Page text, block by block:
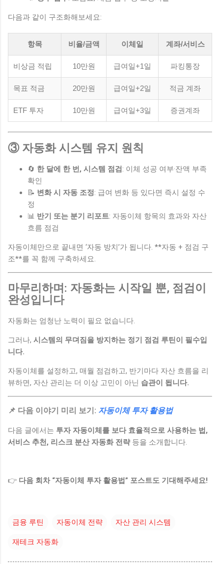
다음과 같이 구조화해보세요:
항목 비율/금액 이체일 계좌/서비스
비상금 적립 10만원 급여일+1일 파킹통장
목표 적금 20만원 급여일+2일 적금 계좌
ETF 투자 10만원 급여일+3일 증권계좌
③ 자동화 시스템 유지 원칙
🔄 한 달에 한 번, 시스템 점검 : 이체 성공 여부·잔액 부족
확인
📝 변화 시 자동 조정: 급여 변화 등 있다면 즉시 설정 수
정
📊 반기 또는 분기 리포트: 자동이체 항목의 효과와 자산
흐름 점검
자동이체만으로 끝내면 ‘자동 방치’가 됩니다. **자동 + 점검 구
조**를 꼭 함께 구축하세요.
마무리하며: 자동화는 시작일 뿐, 점검이
완성입니다
자동화는 엄청난 노력이 필요 없습니다.
그러나, 시스템의 무뎌짐을 방지하는 정기 점검 루틴이 필수입
니다.
자동이체를 설정하고, 매월 점검하고, 반기마다 자산 흐름을 리
뷰하면, 자산 관리는 더 이상 고민이 아닌 습관이 됩니다.
📌 다음 이야기 미리 보기: 자동이체 투자 활용법
다음 글에서는 투자 자동이체를 보다 효율적으로 사용하는 법,
서비스 추천, 리스크 분산 자동화 전략등을 소개합니다.
👉 다음 회차 “자동이체 투자 활용법” 포스트도 기대해주세요!
금융 루틴 자동이체 전략 자산 관리 시스템
재테크 자동화